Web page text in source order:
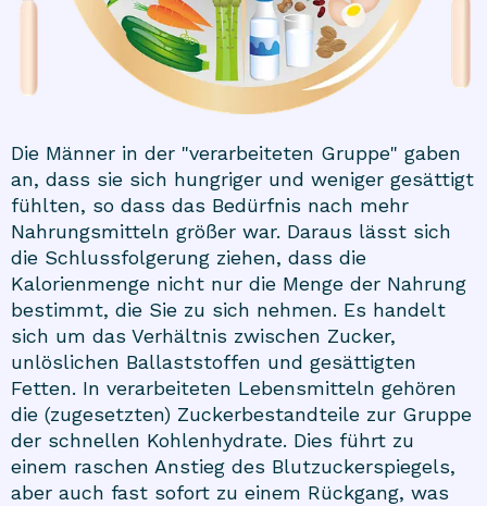
Die Männer in der "verarbeiteten Gruppe" gaben
an, dass sie sich hungriger und weniger gesättigt
fühlten, so dass das Bedürfnis nach mehr
Nahrungsmitteln größer war. Daraus lässt sich
die Schlussfolgerung ziehen, dass die
Kalorienmenge nicht nur die Menge der Nahrung
bestimmt, die Sie zu sich nehmen. Es handelt
sich um das Verhältnis zwischen Zucker,
unlöslichen Ballaststoffen und gesättigten
Fetten. In verarbeiteten Lebensmitteln gehören
die (zugesetzten) Zuckerbestandteile zur Gruppe
der schnellen Kohlenhydrate. Dies führt zu
einem raschen Anstieg des Blutzuckerspiegels,
aber auch fast sofort zu einem Rückgang, was